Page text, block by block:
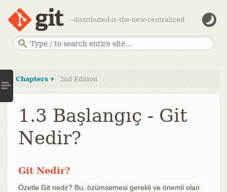
--distributed-is-the-new-centralized
Chapters ▾ 2nd Edition
1.3 Başlangıç - Git
Nedir?
Git Nedir?
Özetle Git nedir? Bu, özümsemesi gerekli ve önemli olan